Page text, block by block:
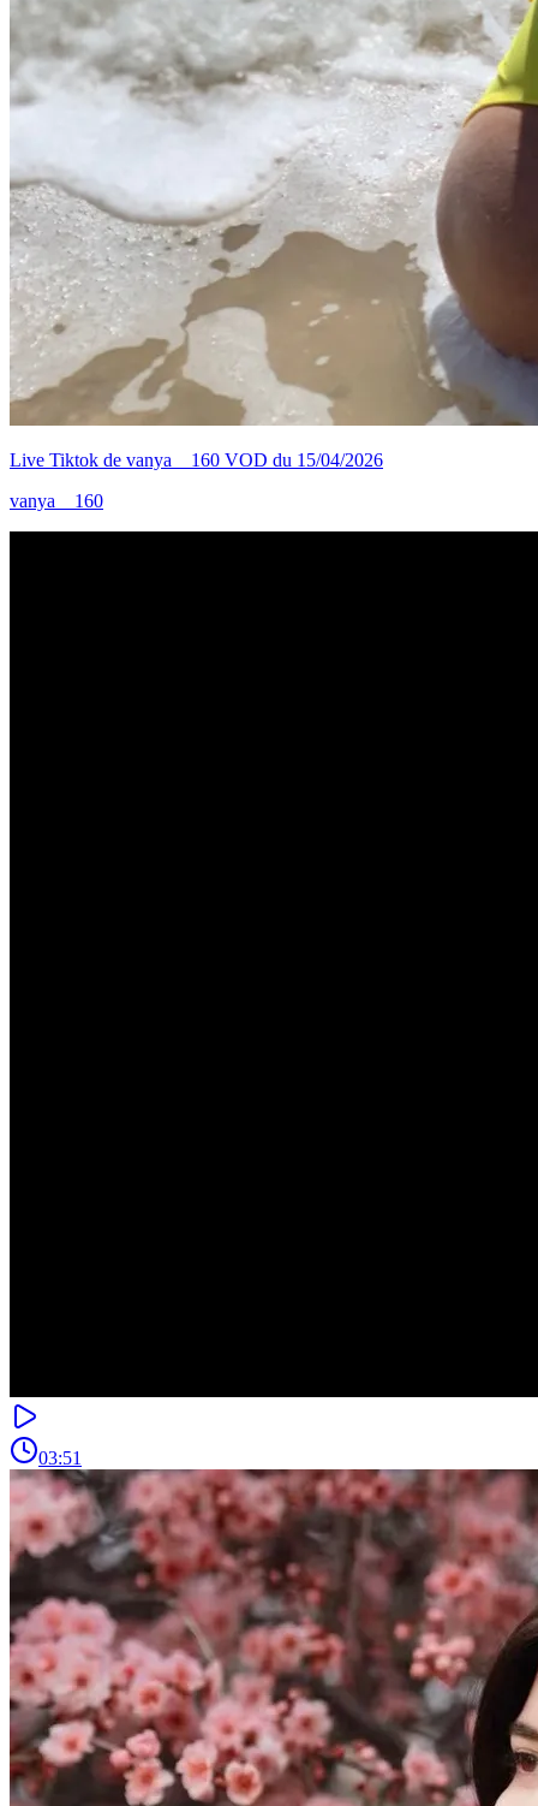
Live Tiktok de vanya__160 VOD du 15/04/2026
vanya__160
03:51